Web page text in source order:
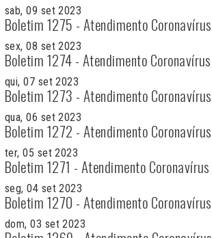
sab, 09 set 2023
Boletim 1275 - Atendimento Coronavírus
sex, 08 set 2023
Boletim 1274 - Atendimento Coronavírus
qui, 07 set 2023
Boletim 1273 - Atendimento Coronavírus
qua, 06 set 2023
Boletim 1272 - Atendimento Coronavírus
ter, 05 set 2023
Boletim 1271 - Atendimento Coronavírus
seg, 04 set 2023
Boletim 1270 - Atendimento Coronavírus
dom, 03 set 2023